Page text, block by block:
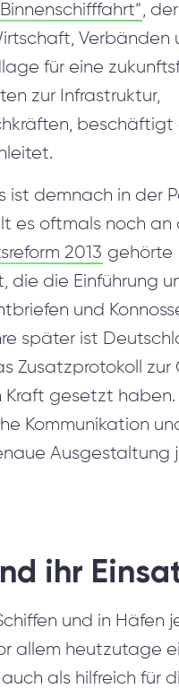
,
Verbänden
für eine
zur Infrastruktur,
beschäftigt
ist demnach in der
es oftmals noch an
2013 gehörte
die die Einführung
und
später ist
Zusatzprotokoll zur
Kraft gesetzt haben.
Kommunikation
Ausgestaltung
ihr
und in Häfen
allem heutzutage
als hilfreich für